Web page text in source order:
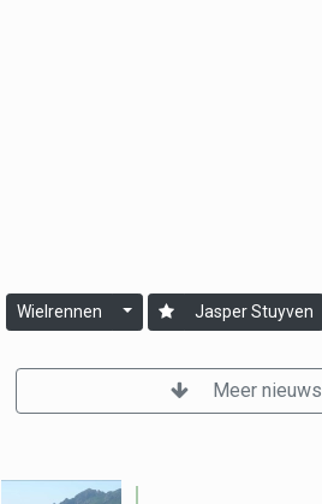
Wielrennen Jasper Stuyven
Meer nieuws